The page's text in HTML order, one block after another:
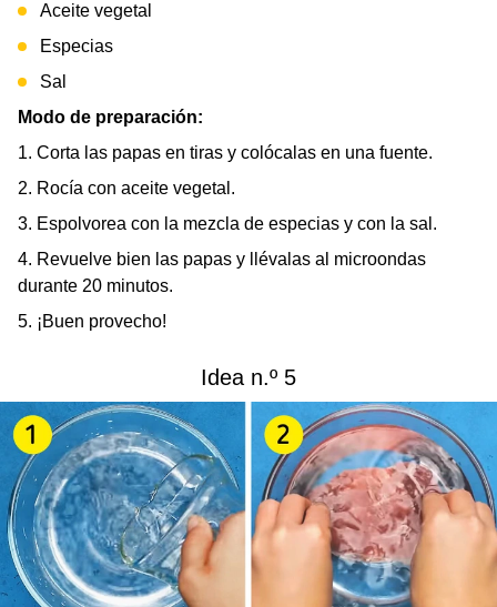
Aceite vegetal
Especias
Sal
Modo de preparación:
1. Corta las papas en tiras y colócalas en una fuente.
2. Rocía con aceite vegetal.
3. Espolvorea con la mezcla de especias y con la sal.
4. Revuelve bien las papas y llévalas al microondas
durante 20 minutos.
5. ¡Buen provecho!
Idea n.º 5